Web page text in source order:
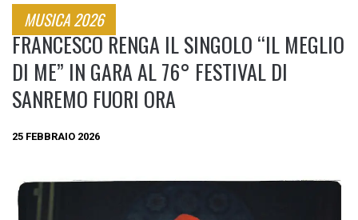
MUSICA 2026
FRANCESCO RENGA IL SINGOLO “IL MEGLIO
DI ME” IN GARA AL 76° FESTIVAL DI
SANREMO FUORI ORA
25 FEBBRAIO 2026